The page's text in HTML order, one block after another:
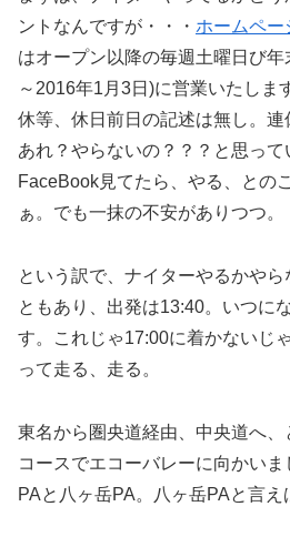
ントなんですが・・・ ホームペー
はオープン以降の毎週土曜日び
～2016年1月3日)に営業いたしま
休等、休日前日の記述は無し。連
あれ？やらないの？？？と思って
FaceBook見てたら、やる、との
ぁ。でも一抹の不安がありつつ。
という訳で、ナイターやるかや
ともあり、出発は13:40。いつに
す。これじゃ17:00に着かないじ
って走る、走る。
東名から圏央道経由、中央道へ
コースでエコーバレーに向かい
PAと八ヶ岳PA。八ヶ岳PAと言え